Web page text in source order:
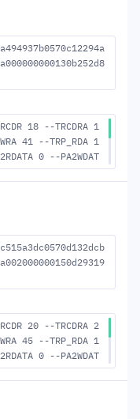
18 --TRCDRA 1
41 --TRP_RDA 1
0 --PA2WDAT
7 --TFAW32
37 --WRPLUSRP 4
20 --TRCDRA 2
45 --TRP_RDA 1
0 --PA2WDAT
7 --TFAW32
40 --WRPLUSRP 4